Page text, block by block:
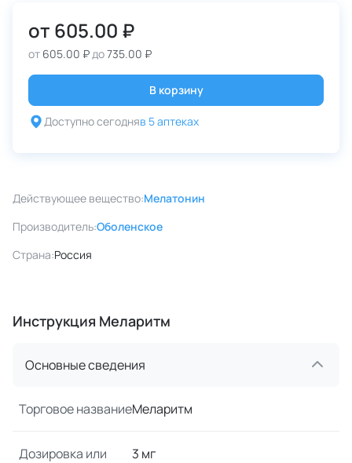
от 605.00 ₽
от 605.00 ₽до735.00 ₽
В корзину
Доступно сегодняв 5 аптеках
Действующее вещество:Мелатонин
Производитель:Оболенское
Страна:Россия
Инструкция Меларитм
Основные сведения
Торговое названиеМеларитм
Дозировка или
3 мг